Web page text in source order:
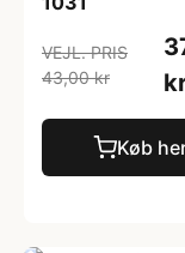
VEJL. PRIS
43,00 kr
Køb